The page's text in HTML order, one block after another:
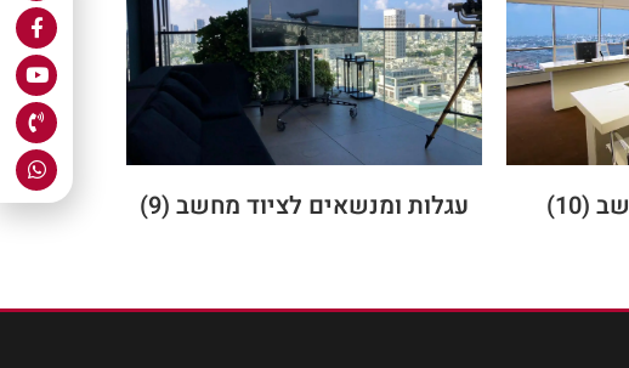
(10) עגלות ומנשאים לציוד מחשב (9)